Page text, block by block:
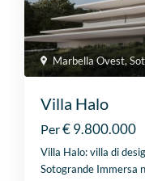
Marbella Ovest,
Villa Halo
Per€ 9.800.000
Villa Halo: villa di
Sotogrande Immersa